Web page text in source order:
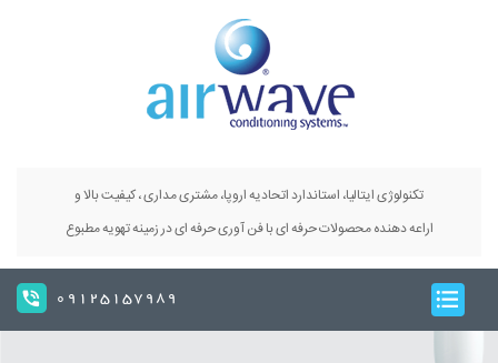
تکنولوژی ایتالیا، استاندارد اتحادیه اروپا، مشتری مداری ، کیفیت بالا و
اراعه دهنده محصولات حرفه ای با فن آوری حرفه ای در زمینه تهویه مطبوع
09125157989